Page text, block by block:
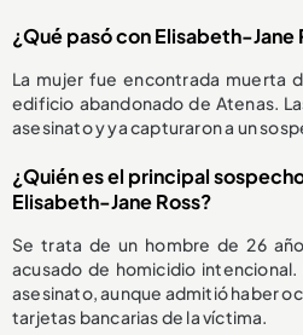
¿Qué pasó con Elisabeth-Jane
La mujer fue encontrada muerta
edificio abandonado de Atenas.
asesinato y ya capturaron a un
¿Quién es el principal
Elisabeth-Jane Ross?
Se trata de un hombre de 26
acusado de homicidio
asesinato, aunque admitió haber
tarjetas bancarias de la víctima.